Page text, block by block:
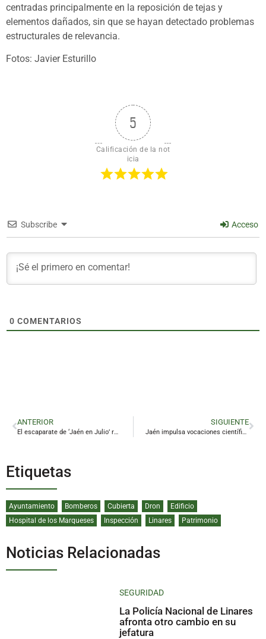
centradas principalmente en la reposición de tejas y
elementos dañados, sin que se hayan detectado problemas
estructurales de relevancia.
Fotos: Javier Esturillo
5
Calificación de la not
icia
Subscribe Acceso
0 COMENTARIOS
ANTERIOR
El escaparate de ‘Jaén en Julio’ reivindica en Madrid la singularidad creativa del turismo de interior
SIGUIENTE
Jaén impulsa vocaciones científicas con su primera Feria de la Ciencia
Etiquetas
Ayuntamiento Bomberos Cubierta Dron
Edificio
Hospital de los Marqueses
Inspección Linares Patrimonio
Noticias Relacionadas
SEGURIDAD
La Policía Nacional de Linares
afronta otro cambio en su
jefatura